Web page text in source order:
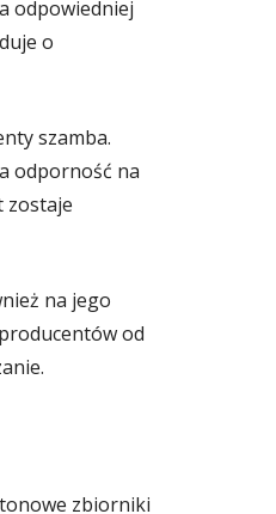
odpowiedniej
o
szamba.
odporność na
zostaje
na jego
od
zbiorniki